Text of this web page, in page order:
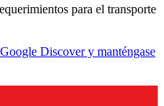
para el transporte
Discover y manténgase